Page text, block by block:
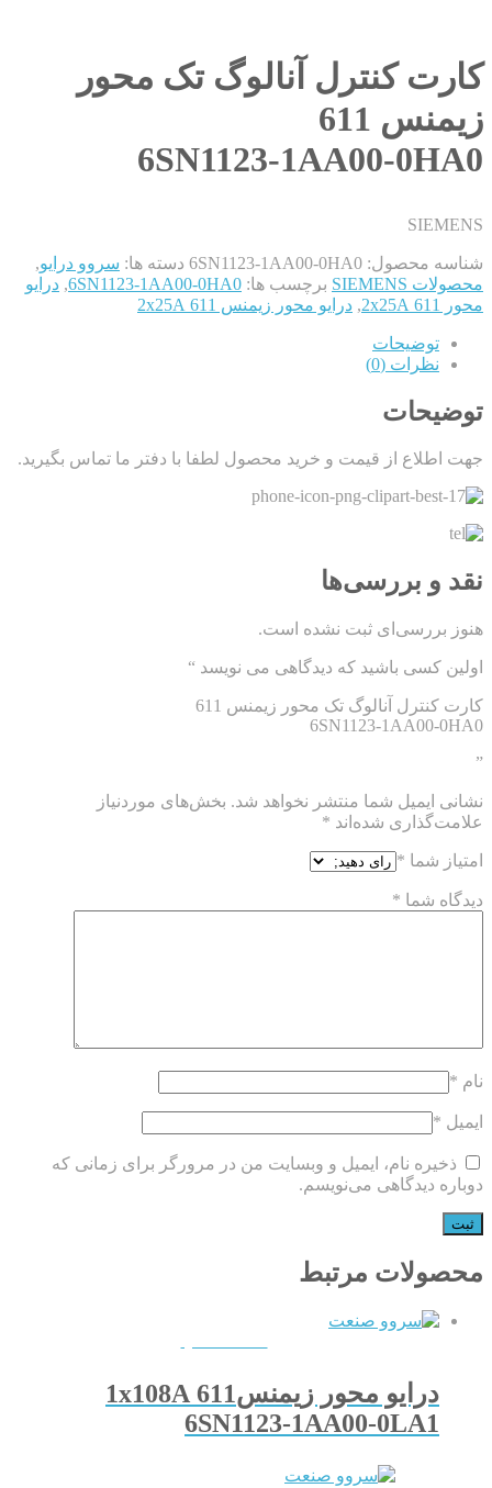
کارت کنترل آنالوگ تک محور
زیمنس 611
6SN1123-1AA00-0HA0
SIEMENS
شناسه محصول: 6SN1123-1AA00-0HA0 دسته ها: سروو درایو,
محصولات SIEMENS
برچسب ها: 6SN1123-1AA00-0HA0
, درایو
محور 611 2x25A
, درایو محور زیمنس 611 2x25A
توضیحات
نظرات (0)
توضیحات
جهت اطلاع از قیمت و خرید محصول لطفا با دفتر ما تماس بگیرید.
نقد و بررسی‌ها
هنوز بررسی‌ای ثبت نشده است.
اولین کسی باشید که دیدگاهی می نویسد “
کارت کنترل آنالوگ تک محور زیمنس 611
6SN1123-1AA00-0HA0
”
نشانی ایمیل شما منتشر نخواهد شد. بخش‌های موردنیاز
علامت‌گذاری شده‌اند *
امتیاز شما *
دیدگاه شما *
نام *
ایمیل *
ذخیره نام، ایمیل و وبسایت من در مرورگر برای زمانی که
دوباره دیدگاهی می‌نویسم.
محصولات مرتبط
درایو محور زیمنس611 1x108A
6SN1123-1AA00-0LA1